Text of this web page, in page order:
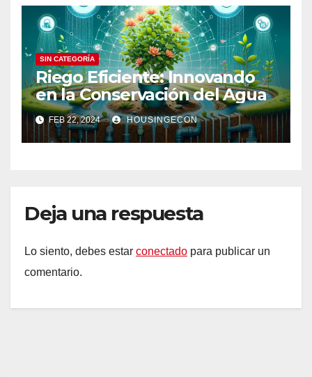
SIN CATEGORÍA
Riego Eficiente: Innovando
en la Conservación del Agua
FEB 22, 2024 HOUSINGECON
Deja una respuesta
Lo siento, debes estar conectado para publicar un
comentario.